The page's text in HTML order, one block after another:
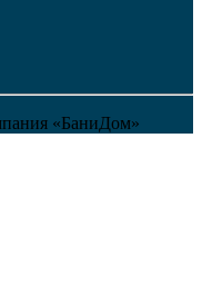
«БаниДом»